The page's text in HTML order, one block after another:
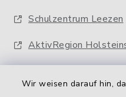
Wir weisen darauf hin,
Schulzentrum Leezen
AktivRegion